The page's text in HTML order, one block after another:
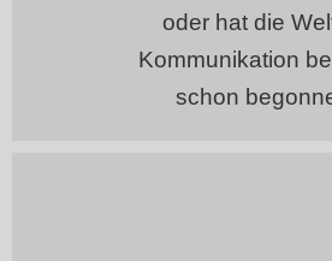
oder hat die
Kommunikation
schon